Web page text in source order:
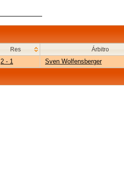
Res Árbitro
2 - 1 Sven Wolfensberger